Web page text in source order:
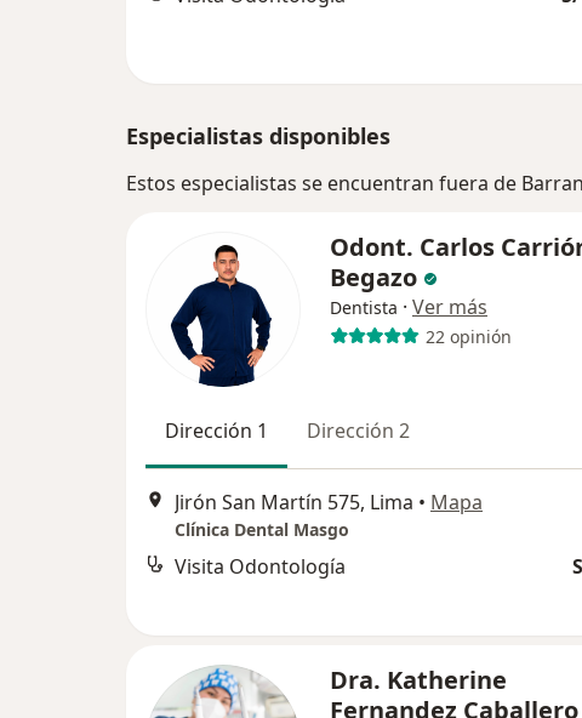
Especialistas disponibles
Estos especialistas se encuentran fuera de
Odont. Carlos
Begazo
Dentista · Ver más
22 opinión
Dirección 1 Dirección 2
Jirón San Martín 575, Lima • Mapa
Clínica Dental Masgo
Visita Odontología
Dra. Katherine
Fernandez Caballero